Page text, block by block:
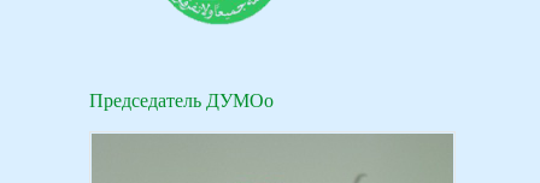
Председатель ДУМОо